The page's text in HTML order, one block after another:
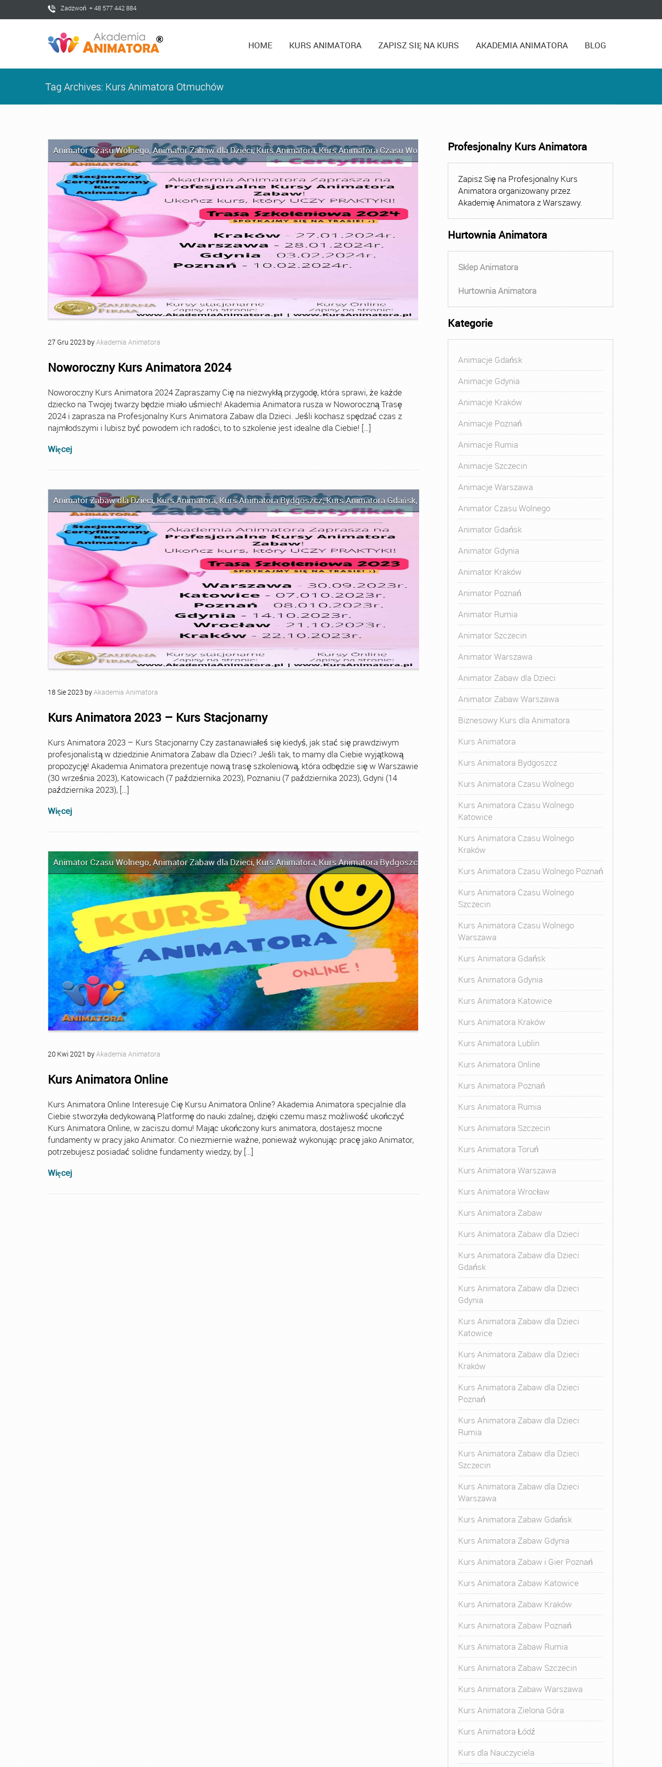
Zadzwoń + 48 577 442 884
HOME KURS ANIMATORA ZAPISZ SIĘ NA KURS AKADEMIA ANIMATORA BLOG
Tag Archives: Kurs Animatora Otmuchów
Animator Czasu Wolnego,Animator Zabaw dla Dzieci,Kurs Animatora,Kurs Animatora Czasu Wolnego Kurs Animatora Czasu Wolnego Warszawa
27 Gru 2023 byAkademia Animatora
Noworoczny Kurs Animatora 2024
Noworoczny Kurs Animatora 2024 Zapraszamy Cię na niezwykłą przygodę, która sprawi, że każde
dziecko na Twojej twarzy będzie miało uśmiech! Akademia Animatora rusza w Noworoczną Trasę
2024 i zaprasza na Profesjonalny Kurs Animatora Zabaw dla Dzieci. Jeśli kochasz spędzać czas z
najmłodszymi i lubisz być powodem ich radości, to to szkolenie jest idealne dla Ciebie! […]
Więcej
Animator Zabaw dla Dzieci,Kurs Animatora, Kurs Animatora Bydgoszcz,Kurs Animatora Gdańsk, Kurs Animatora Gdynia,Kurs Animatora Katowice
18 Sie2023 byAkademia Animatora
Kurs Animatora 2023 – Kurs Stacjonarny
Kurs Animatora 2023 – Kurs Stacjonarny Czy zastanawiałeś się kiedyś, jak stać się prawdziwym
profesjonalistą w dziedzinie Animatora Zabaw dla Dzieci? Jeśli tak, to mamy dla Ciebie wyjątkową
propozycję! Akademia Animatora prezentuje nową trasę szkoleniową, która odbędzie się w Warszawie
(30 września 2023), Katowicach (7 października 2023), Poznaniu (7 października 2023), Gdyni (14
października 2023), […]
Więcej
Animator Czasu Wolnego,Animator Zabaw dla Dzieci,Kurs Animatora,Kurs Animatora Bydgoszcz Kurs Animatora Czasu Wolnego,Kurs Animatora Czasu
20 Kwi 2021 byAkademia Animatora
Kurs Animatora Online
Kurs Animatora Online Interesuje Cię Kursu Animatora Online? Akademia Animatora specjalnie dla
Ciebie stworzyła dedykowaną Platformę do nauki zdalnej, dzięki czemu masz możliwość ukończyć
Kurs Animatora Online, w zaciszu domu! Mając ukończony kurs animatora, dostajesz mocne
fundamenty w pracy jako Animator. Co niezmiernie ważne, ponieważ wykonując pracę jako Animator,
potrzebujesz posiadać solidne fundamenty wiedzy, by […]
Więcej
Profesjonalny Kurs Animatora
Zapisz Się na Profesjonalny Kurs
Animatora organizowany przez
Akademię Animatora z Warszawy.
Hurtownia Animatora
Sklep Animatora
Hurtownia Animatora
Kategorie
Animacje Gdańsk
Animacje Gdynia
Animacje Kraków
Animacje Poznań
Animacje Rumia
Animacje Szczecin
Animacje Warszawa
Animator Czasu Wolnego
Animator Gdańsk
Animator Gdynia
Animator Kraków
Animator Poznań
Animator Rumia
Animator Szczecin
Animator Warszawa
Animator Zabaw dla Dzieci
Animator Zabaw Warszawa
Biznesowy Kurs dla Animatora
Kurs Animatora
Kurs Animatora Bydgoszcz
Kurs Animatora Czasu Wolnego
Kurs Animatora Czasu Wolnego
Katowice
Kurs Animatora Czasu Wolnego
Kraków
Kurs Animatora Czasu Wolnego Poznań
Kurs Animatora Czasu Wolnego
Szczecin
Kurs Animatora Czasu Wolnego
Warszawa
Kurs Animatora Gdańsk
Kurs Animatora Gdynia
Kurs Animatora Katowice
Kurs Animatora Kraków
Kurs Animatora Lublin
Kurs Animatora Online
Kurs Animatora Poznań
Kurs Animatora Rumia
Kurs Animatora Szczecin
Kurs Animatora Toruń
Kurs Animatora Warszawa
Kurs Animatora Wrocław
Kurs Animatora Zabaw
Kurs Animatora Zabaw dla Dzieci
Kurs Animatora Zabaw dla Dzieci
Gdańsk
Kurs Animatora Zabaw dla Dzieci
Gdynia
Kurs Animatora Zabaw dla Dzieci
Katowice
Kurs Animatora Zabaw dla Dzieci
Kraków
Kurs Animatora Zabaw dla Dzieci
Poznań
Kurs Animatora Zabaw dla Dzieci
Rumia
Kurs Animatora Zabaw dla Dzieci
Szczecin
Kurs Animatora Zabaw dla Dzieci
Warszawa
Kurs Animatora Zabaw Gdańsk
Kurs Animatora Zabaw Gdynia
Kurs Animatora Zabaw i Gier Poznań
Kurs Animatora Zabaw Katowice
Kurs Animatora Zabaw Kraków
Kurs Animatora Zabaw Poznań
Kurs Animatora Zabaw Rumia
Kurs Animatora Zabaw Szczecin
Kurs Animatora Zabaw Warszawa
Kurs Animatora Zielona Góra
Kurs Animatora Łódź
Kurs dla Nauczyciela